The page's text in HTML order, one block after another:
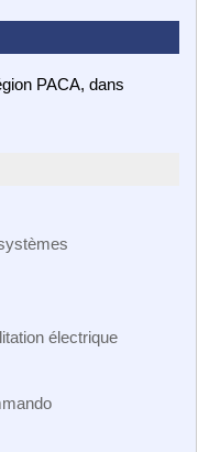
PACA, dans
électrique